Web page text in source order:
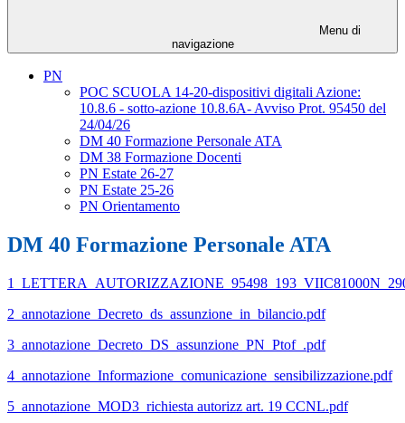
Menu di
navigazione
PN
POC SCUOLA 14-20-dispositivi digitali Azione:
10.8.6 - sotto-azione 10.8.6A- Avviso Prot. 95450 del
24/04/26
DM 40 Formazione Personale ATA
DM 38 Formazione Docenti
PN Estate 26-27
PN Estate 25-26
PN Orientamento
DM 40 Formazione Personale ATA
2_annotazione_Decreto_ds_assunzione_in_bilancio.pdf
3_annotazione_Decreto_DS_assunzione_PN_Ptof_.pdf
4_annotazione_Informazione_comunicazione_sensibilizzazione.pdf
5_annotazione_MOD3_richiesta autorizz art. 19 CCNL.pdf